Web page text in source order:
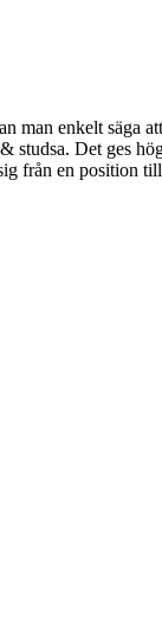
man enkelt säga
studsa. Det ges
från en position